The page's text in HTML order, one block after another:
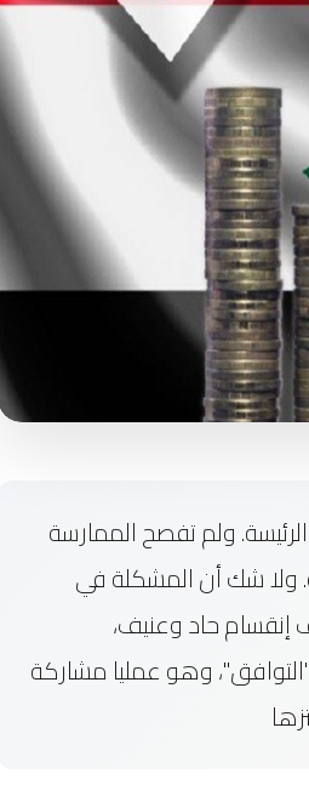
ولم تفصح الممارسة
ولا شك أن المشكلة في
إنقسام حاد وعنيف،
وهو عمليا مشاركة